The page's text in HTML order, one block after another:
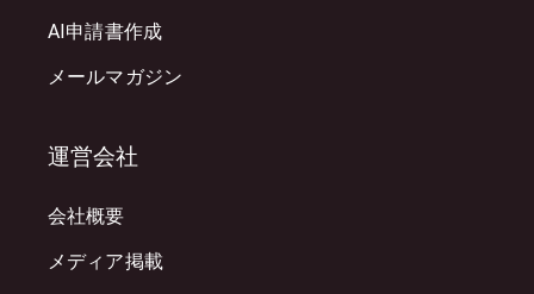
AI申請書作成
メールマガジン
運営会社
会社概要
メディア掲載